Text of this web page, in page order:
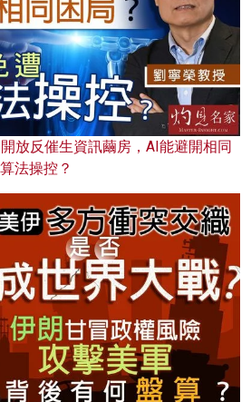
放反催生資訊繭房，AI能避開相同
法操控？